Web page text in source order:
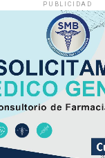
PUBLICIDAD